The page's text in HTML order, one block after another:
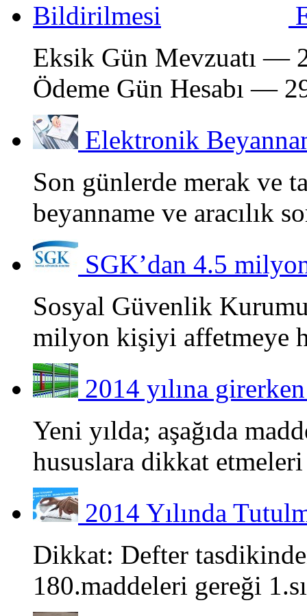
Eksik Gün Mevzuatı —
Ödeme Gün Hesabı —
Elektronik
Son günlerde merak ve
beyanname ve aracılık
SGK’dan 4.5
Sosyal Güvenlik
milyon kişiyi affetmeye
2014 yılına
Yeni yılda; aşağıda
hususlara dikkat
2014 Yılında
Dikkat: Defter
180.maddeleri gereği